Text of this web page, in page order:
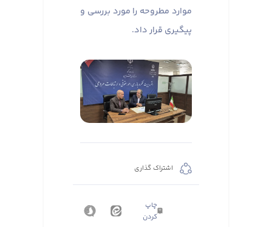
موارد مطروحه را مورد بررسی و
پیگیری قرار داد.
اشتراک گذاری
چاپ
کردن